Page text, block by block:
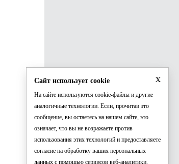
x
Сайт использует cookie
На сайте используются cookie-файлы и другие
аналогичные технологии. Если, прочитав это
сообщение, вы остаетесь на нашем сайте, это
означает, что вы не возражаете против
использования этих технологий и предоставляете
согласие на обработку ваших персональных
данных с помощью сервисов веб-аналитики.